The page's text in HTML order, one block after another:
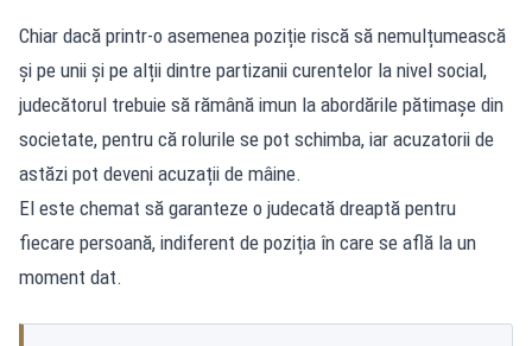
Chiar dacă printr-o asemenea poziție riscă să nemulțumească
și pe unii și pe alții dintre partizanii curentelor la nivel social,
judecătorul trebuie să rămână imun la abordările pătimașe din
societate, pentru că rolurile se pot schimba, iar acuzatorii de
astăzi pot deveni acuzații de mâine.
El este chemat să garanteze o judecată dreaptă pentru
fiecare persoană, indiferent de poziția în care se află la un
moment dat.